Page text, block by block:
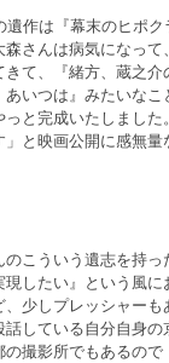
作は『幕末のヒポク
さんは病気になって
て、『緒方、蔵之介
いつは』みたいな
と完成いたしまし
と映画公開に感無
こういう遺志を持っ
したい』という風に
少しプレッシャーも
している自分自身の
撮影所でもあるので